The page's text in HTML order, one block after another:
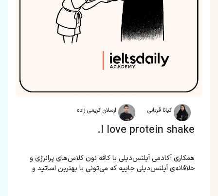
کیانا قربانی ارسلان کریمی زاده
I love protein shake.
همکاری آکادمی آیلتس‌دیلی با کافه نون کلاس‌های پرانرژی و
خلاقانه‌ی آیلتس‌دیلی جاییه که می‌تونی با بهترین اساتید و